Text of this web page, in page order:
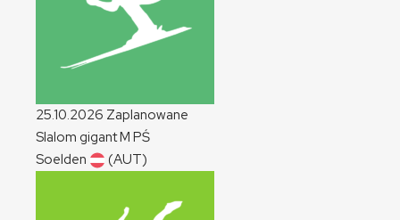
25.10.2026 Zaplanowane
Slalom gigantM PŚ
Soelden
(AUT)